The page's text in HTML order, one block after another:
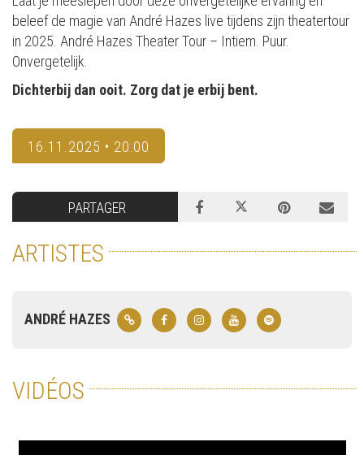
beleef de magie van André Hazes live tijdens zijn theatertour
in 2025. André Hazes Theater Tour – Intiem. Puur.
Onvergetelijk.
Dichterbij dan ooit. Zorg dat je erbij bent.
16.11.2025 • 20:00
PARTAGER
ARTISTES
ANDRÉ HAZES
VIDÉOS